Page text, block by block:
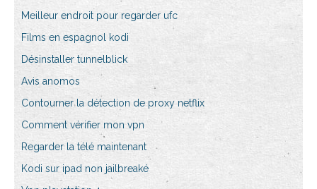
Meilleur endroit pour regarder ufc
Films en espagnol kodi
Désinstaller tunnelblick
Avis anomos
Contourner la détection de proxy netflix
Comment vérifier mon vpn
Regarder la télé maintenant
Kodi sur ipad non jailbreaké